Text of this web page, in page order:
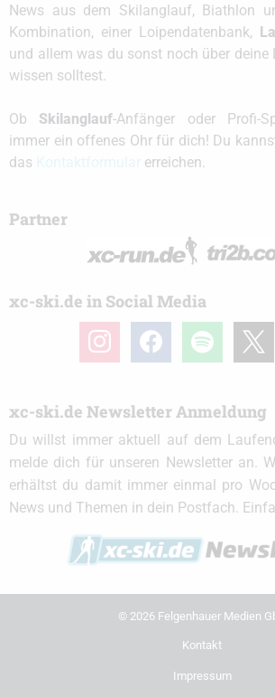
News aus dem Skilanglauf, Biathlon
Kombination, einer Loipendatenbank,
und allem was du sonst noch über deine
wissen solltest.
Ob Skilanglauf-Anfänger oder Profi-
immer ein offenes Ohr für dich! Du
das
erreichen.
Partner
xc-ski.de in Social Media
instagramfacebook spotify
xc-ski.de Newsletter Anmeldung
Du willst immer aktuell auf dem
melde dich für unseren Newsletter an.
erhältst du damit immer einmal pro
News und Themen in dein Postfach.
© 2026 Felgenhauer Medien
Kontakt
Impressum